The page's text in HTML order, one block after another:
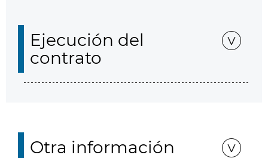
Ejecución del
contrato
Otra información